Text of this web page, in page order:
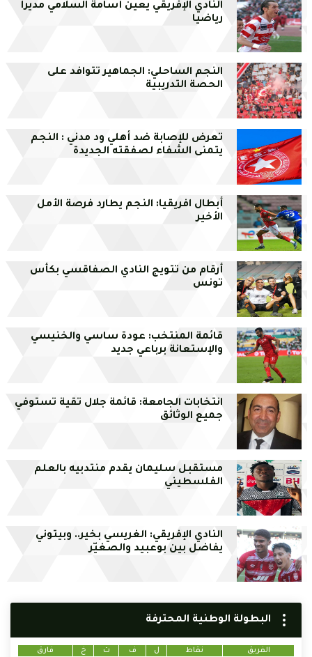
النادي الإفريقي يعين أسامة السلامي مديرا
رياضيا
النجم الساحلي: الجماهير تتوافد على
الحصة التدريبية
تعرض للإصابة ضد أهلي ود مدني : النجم
يتمنى الشفاء لصفقته الجديدة
أبطال افريقيا: النجم يطارد فرصة الأمل
الأخير
أرقام من تتويج النادي الصفاقسي بكأس
تونس
قائمة المنتخب: عودة ساسي والخنيسي
والإستعانة برباعي جديد
انتخابات الجامعة: قائمة جلال تقية تستوفي
جميع الوثائق
مستقبل سليمان يقدم منتدبيه بالعلم
الفلسطيني
النادي الإفريقي: الغريسي بخير.. وبيتوني
يفاضل بين بوعبيد والصغيّر
البطولة الوطنية المحترفة
الفريق نقاط ل ف ت خ فارق